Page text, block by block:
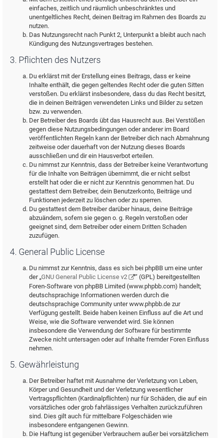
einfaches, zeitlich und räumlich unbeschränktes und
unentgeltliches Recht, deinen Beitrag im Rahmen des Boards zu
nutzen.
Das Nutzungsrecht nach Punkt 2, Unterpunkt a bleibt auch nach
Kündigung des Nutzungsvertrages bestehen.
3. Pflichten des Nutzers
Du erklärst mit der Erstellung eines Beitrags, dass er keine
Inhalte enthält, die gegen geltendes Recht oder die guten Sitten
verstoßen. Du erklärst insbesondere, dass du das Recht besitzt,
die in deinen Beiträgen verwendeten Links und Bilder zu setzen
bzw. zu verwenden.
Der Betreiber des Boards übt das Hausrecht aus. Bei Verstößen
gegen diese Nutzungsbedingungen oder anderer im Board
veröffentlichten Regeln kann der Betreiber dich nach Abmahnung
zeitweise oder dauerhaft von der Nutzung dieses Boards
ausschließen und dir ein Hausverbot erteilen.
Du nimmst zur Kenntnis, dass der Betreiber keine Verantwortung
für die Inhalte von Beiträgen übernimmt, die er nicht selbst
erstellt hat oder die er nicht zur Kenntnis genommen hat. Du
gestattest dem Betreiber, dein Benutzerkonto, Beiträge und
Funktionen jederzeit zu löschen oder zu sperren.
Du gestattest dem Betreiber darüber hinaus, deine Beiträge
abzuändern, sofern sie gegen o. g. Regeln verstoßen oder
geeignet sind, dem Betreiber oder einem Dritten Schaden
zuzufügen.
4. General Public License
Du nimmst zur Kenntnis, dass es sich bei phpBB um eine unter
der „GNU General Public License v2
“ (GPL) bereitgestellten
Foren-Software von phpBB Limited (www.phpbb.com) handelt;
deutschsprachige Informationen werden durch die
deutschsprachige Community unter www.phpbb.de zur
Verfügung gestellt. Beide haben keinen Einfluss auf die Art und
Weise, wie die Software verwendet wird. Sie können
insbesondere die Verwendung der Software für bestimmte
Zwecke nicht untersagen oder auf Inhalte fremder Foren Einfluss
nehmen.
5. Gewährleistung
Der Betreiber haftet mit Ausnahme der Verletzung von Leben,
Körper und Gesundheit und der Verletzung wesentlicher
Vertragspflichten (Kardinalpflichten) nur für Schäden, die auf ein
vorsätzliches oder grob fahrlässiges Verhalten zurückzuführen
sind. Dies gilt auch für mittelbare Folgeschäden wie
insbesondere entgangenen Gewinn.
Die Haftung ist gegenüber Verbrauchern außer bei vorsätzlichem